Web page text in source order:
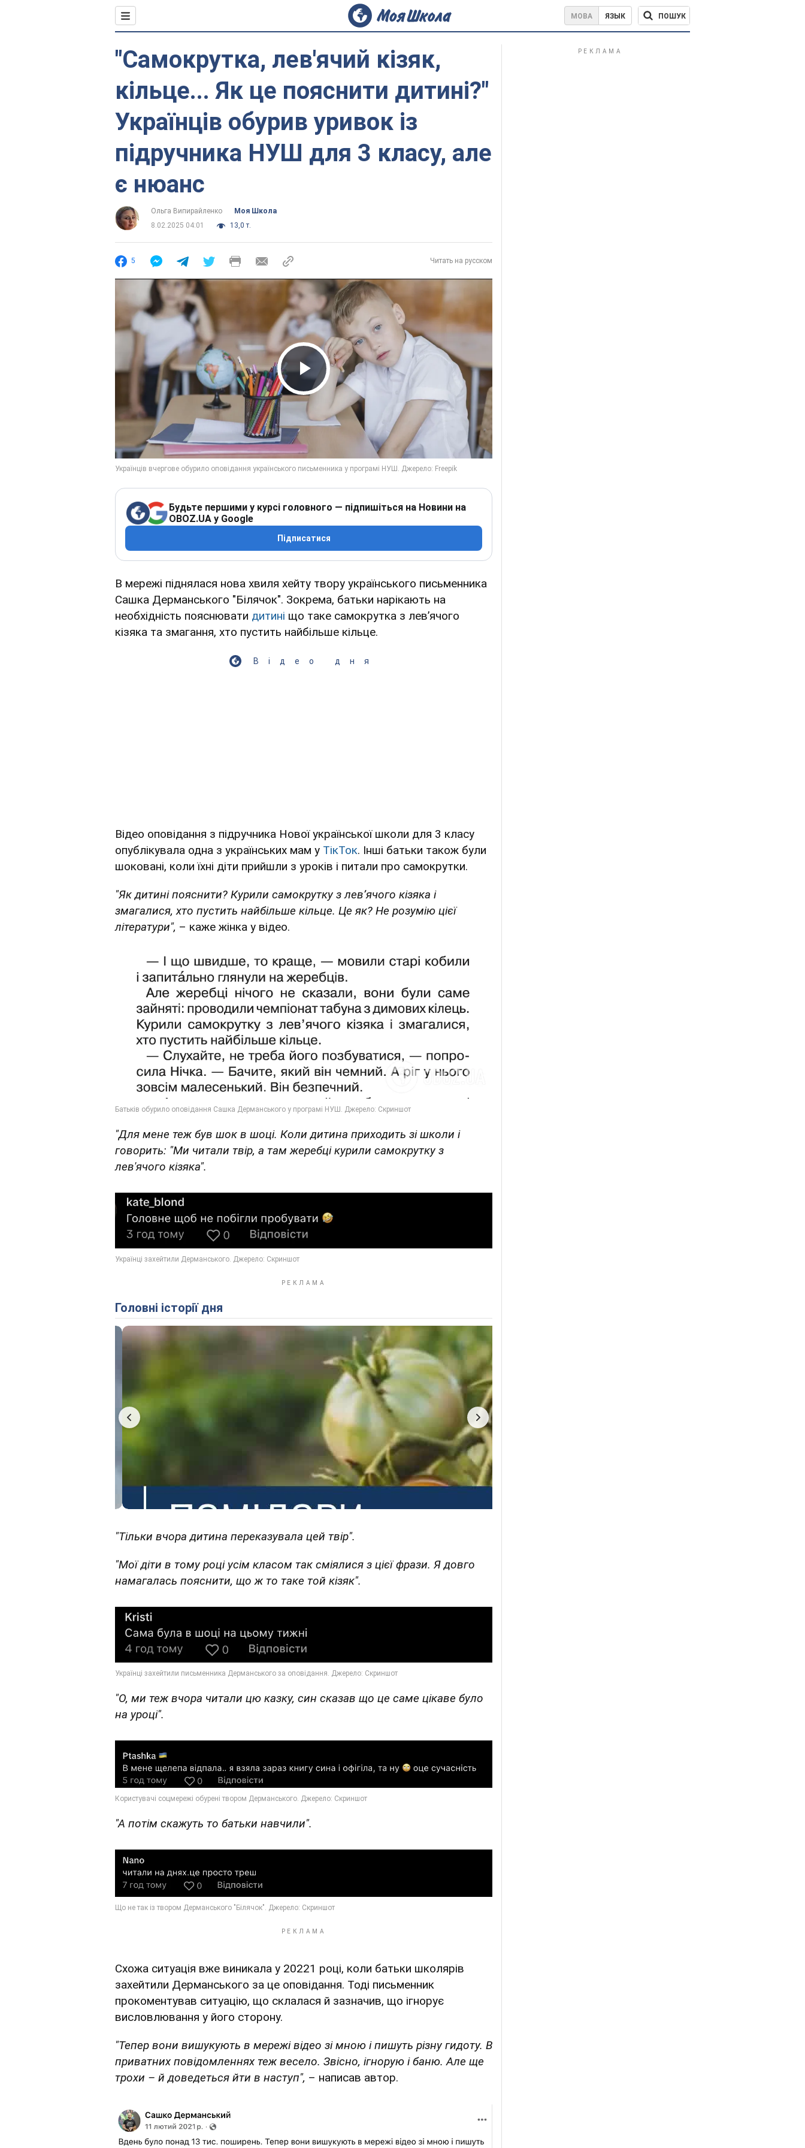
МОВА ЯЗЫК ПОШУК
"Самокрутка, лев'ячий кізяк,
кільце... Як це пояснити дитині?"
Українців обурив уривок із
підручника НУШ для 3 класу, але
є нюанс
Ольга Випирайленко
Моя Школа
8.02.2025 04:01
13,0 т.
5 Читать на русском
Play Video
Будьте першими у курсі головного — підпишіться на Новини на
OBOZ.UA у Google
Підписатися
В мережі піднялася нова хвиля хейту твору українського письменника
Сашка Дерманського "Білячок". Зокрема, батьки нарікають на
необхідність пояснювати дитині що таке самокрутка з левʼячого
кізяка та змагання, хто пустить найбільше кільце.
Відео дня
Відео оповідання з підручника Нової української школи для 3 класу
опублікувала одна з українських мам у ТікТок. Інші батьки також були
шоковані, коли їхні діти прийшли з уроків і питали про самокрутки.
"Як дитині пояснити? Курили самокрутку з левʼячого кізяка і
змагалися, хто пустить найбільше кільце. Це як? Не розумію цієї
літератури", – каже жінка у відео.
"Для мене теж був шок в шоці. Коли дитина приходить зі школи і
говорить: "Ми читали твір, а там жеребці курили самокрутку з
лев'ячого кізяка".
Головні історії дня
"Тільки вчора дитина переказувала цей твір".
"Мої діти в тому році усім класом так сміялися з цієї фрази. Я довго
намагалась пояснити, що ж то таке той кізяк".
"О, ми теж вчора читали цю казку, син сказав що це саме цікаве було
на уроці".
"А потім скажуть то батьки навчили".
Схожа ситуація вже виникала у 20221 році, коли батьки школярів
захейтили Дерманського за це оповідання. Тоді письменник
прокоментував ситуацію, що склалася й зазначив, що ігнорує
висловлювання у його сторону.
"Тепер вони вишукують в мережі відео зі мною і пишуть різну гидоту. В
приватних повідомленнях теж весело. Звісно, ігнорую і баню. Але ще
трохи – й доведеться йти в наступ", – написав автор.